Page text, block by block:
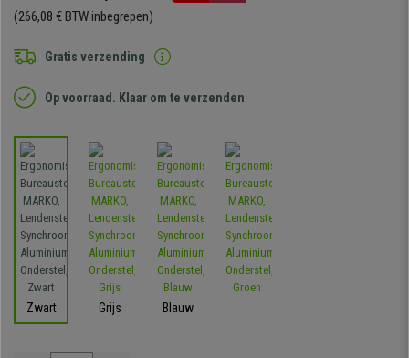
(266,08 € BTW inbegrepen)
Gratis verzending
Op voorraad. Klaar om te verzenden
Zwart Grijs Blauw